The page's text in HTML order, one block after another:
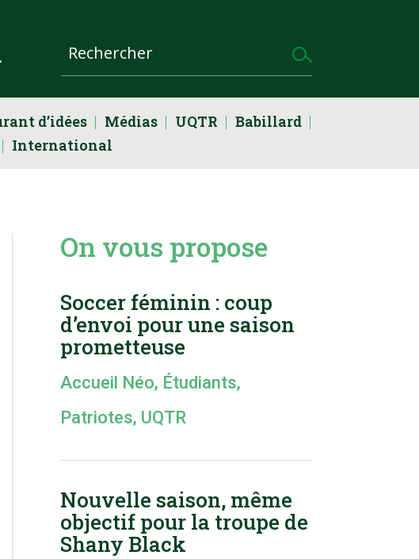
d’idées Médias UQTR
Babillard
International
On vous propose
Soccer féminin : coup
d’envoi pour une saison
prometteuse
Accueil Néo, Étudiants,
Patriotes, UQTR
Nouvelle saison, même
objectif pour la troupe de
Shany Black